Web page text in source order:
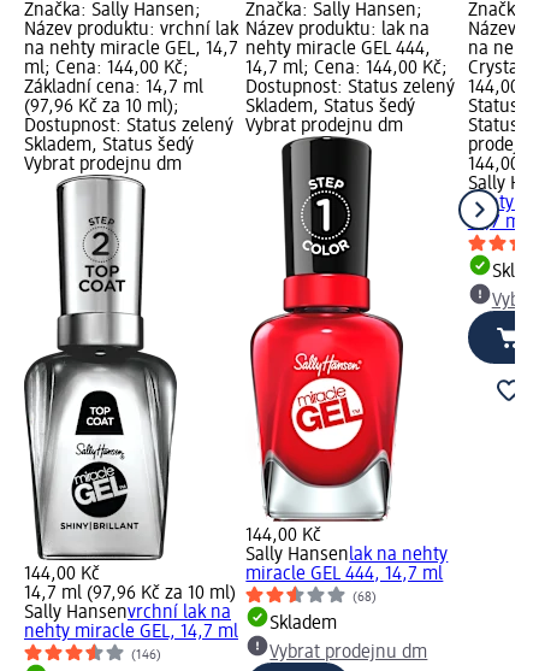
Značka: Sally Hansen;
Název produktu: vrchní lak
na nehty miracle GEL, 14,7
ml; Cena: 144,00 Kč;
Základní cena: 14,7 ml
(97,96 Kč za 10 ml);
Dostupnost: Status zelený
Skladem, Status šedý
Vybrat prodejnu dm
144,00 Kč
14,7 ml (97,96 Kč za 10 ml)
Sally Hansenvrchní lak na
nehty miracle GEL, 14,7 ml
(146)
Značka: Sally Hansen;
Název produktu: lak na
nehty miracle GEL 444,
14,7 ml; Cena: 144,00 Kč;
Dostupnost: Status zelený
Skladem, Status šedý
Vybrat prodejnu dm
144,00 Kč
Sally Hansenlak na nehty
miracle GEL 444, 14,7 ml
(68)
Skladem
Vybrat prodejnu dm
Značka:
Název
na
Crystal,
144,00
Status
Status
144,00
Sally
nehty
14,7 ml